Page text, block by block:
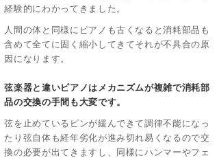
経験的にわかってきました。
人間の体と同様にピアノも古くなると消耗部品も
含めて全てに固く縮小してきてそれが不具合の原
因になります。
弦楽器と違いピアノはメカニズムが複雑で消耗部
品の交換の手間も大変です。
弦を止めているピンが緩んできて調律不能になっ
たり弦自体も経年劣化が進み切れ易くなるので交
換の必要が出てきますし、同様にハンマーやフェ